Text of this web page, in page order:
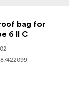
bag for
6 II C